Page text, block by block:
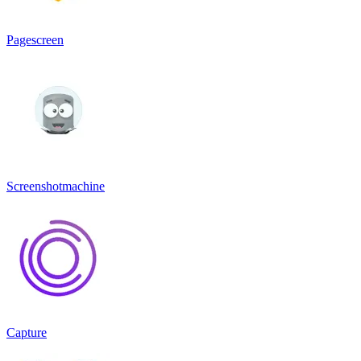
Pagescreen
Screenshotmachine
Capture